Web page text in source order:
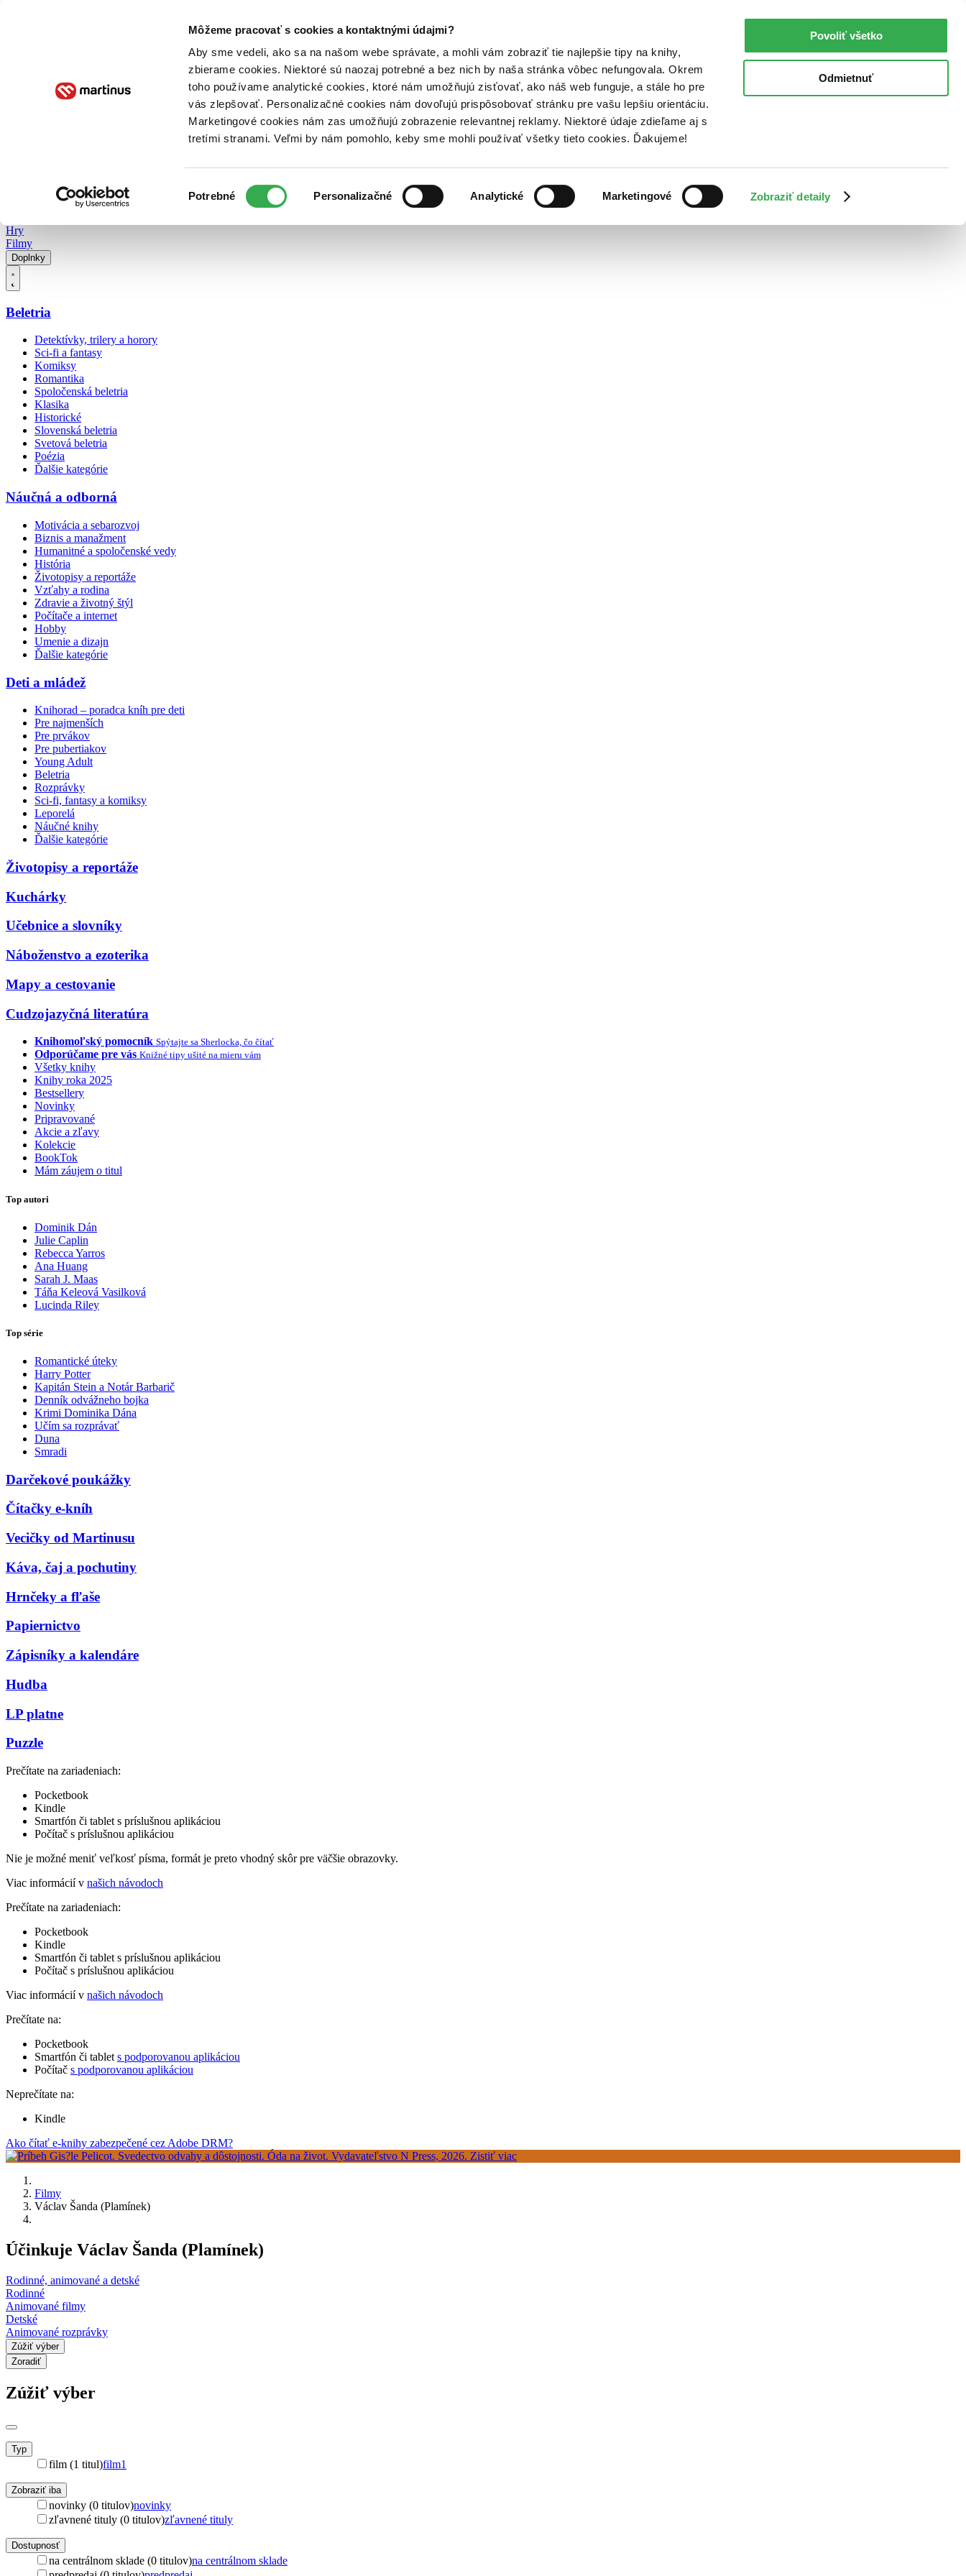
Môžeme pracovať s cookies a kontaktnými údajmi?
Aby sme vedeli, ako sa na našom webe správate, a mohli vám zobraziť tie najlepšie tipy na knihy,
zbierame cookies. Niektoré sú naozaj potrebné a bez nich by naša stránka vôbec nefungovala. Okrem
toho používame analytické cookies, ktoré nám umožňujú zisťovať, ako náš web funguje, a stále ho pre
vás zlepšovať. Personalizačné cookies nám dovoľujú prispôsobovať stránku pre vašu lepšiu orientáciu.
Marketingové cookies nám zas umožňujú zobrazenie relevantnej reklamy. Niektoré údaje zdieľame aj s
tretími stranami. Veľmi by nám pomohlo, keby sme mohli používať všetky tieto cookies. Ďakujeme!
súhlasu
Potrebné Personalizačné Analytické Marketingové Zobraziť detaily
Povoliť všetko
Odmietnuť
Poukážky Kontakt
Hry
Filmy
Doplnky
Beletria
Detektívky, trilery a horory
Sci-fi a fantasy
Komiksy
Romantika
Spoločenská beletria
Klasika
Historické
Slovenská beletria
Svetová beletria
Poézia
Ďalšie kategórie
Náučná a odborná
Motivácia a sebarozvoj
Biznis a manažment
Humanitné a spoločenské vedy
História
Životopisy a reportáže
Vzťahy a rodina
Zdravie a životný štýl
Počítače a internet
Hobby
Umenie a dizajn
Ďalšie kategórie
Deti a mládež
Knihorad – poradca kníh pre deti
Pre najmenších
Pre prvákov
Pre pubertiakov
Young Adult
Beletria
Rozprávky
Sci-fi, fantasy a komiksy
Leporelá
Náučné knihy
Ďalšie kategórie
Životopisy a reportáže
Kuchárky
Učebnice a slovníky
Náboženstvo a ezoterika
Mapy a cestovanie
Cudzojazyčná literatúra
Knihomoľský pomocník Spýtajte sa Sherlocka, čo čítať
Odporúčame pre vás Knižné tipy ušité na mieru vám
Všetky knihy
Knihy roka 2025
Bestsellery
Novinky
Pripravované
Akcie a zľavy
Kolekcie
BookTok
Mám záujem o titul
Top autori
Dominik Dán
Julie Caplin
Rebecca Yarros
Ana Huang
Sarah J. Maas
Táňa Keleová Vasilková
Lucinda Riley
Top série
Romantické úteky
Harry Potter
Kapitán Stein a Notár Barbarič
Denník odvážneho bojka
Krimi Dominika Dána
Učím sa rozprávať
Duna
Smradi
Darčekové poukážky
Čítačky e-kníh
Vecičky od Martinusu
Káva, čaj a pochutiny
Hrnčeky a fľaše
Papiernictvo
Zápisníky a kalendáre
Hudba
LP platne
Puzzle
Prečítate na zariadeniach:
Pocketbook
Kindle
Smartfón či tablet s príslušnou aplikáciou
Počítač s príslušnou aplikáciou
Nie je možné meniť veľkosť písma, formát je preto vhodný skôr pre väčšie obrazovky.
Viac informácií v našich návodoch
Prečítate na zariadeniach:
Pocketbook
Kindle
Smartfón či tablet s príslušnou aplikáciou
Počítač s príslušnou aplikáciou
Viac informácií v našich návodoch
Prečítate na:
Pocketbook
Smartfón či tablet s podporovanou aplikáciou
Počítač s podporovanou aplikáciou
Neprečítate na:
Kindle
Ako čítať e-knihy zabezpečené cez Adobe DRM?
Filmy
Václav Šanda (Plamínek)
Účinkuje Václav Šanda (Plamínek)
Rodinné, animované a detské
Rodinné
Animované filmy
Detské
Animované rozprávky
Zúžiť výber
Zoradiť
Zúžiť výber
Typ
film (1 titul)film1
Zobraziť iba
novinky (0 titulov)novinky
zľavnené tituly (0 titulov)zľavnené tituly
Dostupnosť
na centrálnom sklade (0 titulov)na centrálnom sklade